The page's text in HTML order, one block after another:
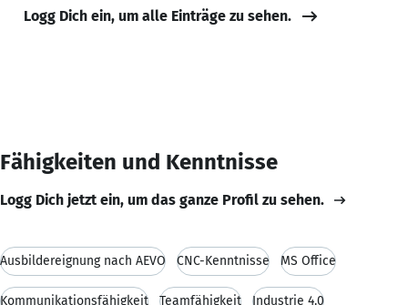
Logg Dich ein, um alle Einträge zu sehen.
Fähigkeiten und Kenntnisse
Logg Dich jetzt ein, um das ganze Profil zu sehen.
Ausbildereignung nach AEVO CNC-Kenntnisse MS Office
Kommunikationsfähigkeit Teamfähigkeit Industrie 4.0